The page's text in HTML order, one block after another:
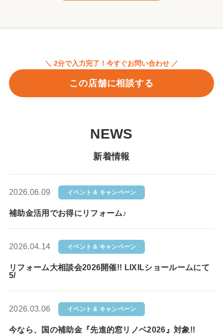
＼ 2分で入力完了！今すぐお問い合わせ ／
この店舗に相談する
NEWS
新着情報
2026.06.09 イベント & キャンペーン
補助金活用でお得にリフォーム♪
2026.04.14 イベント & キャンペーン
リフォーム大相談会2026開催!! LIXILショールームにて
5/
2026.03.06 イベント & キャンペーン
今なら、国の補助金『先進的窓リノベ2026』対象!!